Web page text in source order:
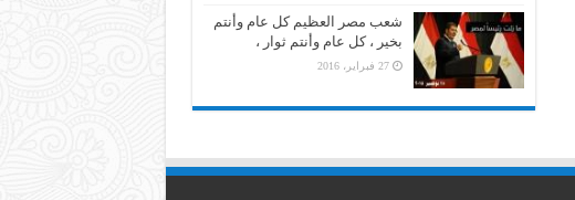
شعب مصر العظيم كل عام وأنتم
بخير ، كل عام وأنتم ثوار ،
27 فبراير، 2016